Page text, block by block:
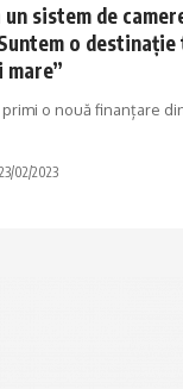
un sistem de
o
mare”
primi o nouă finanțare
23/02/2023